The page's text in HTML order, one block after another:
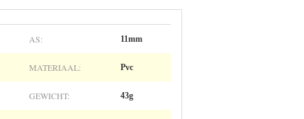
AS: 11mm
MATERIAAL: Pvc
GEWICHT: 43g